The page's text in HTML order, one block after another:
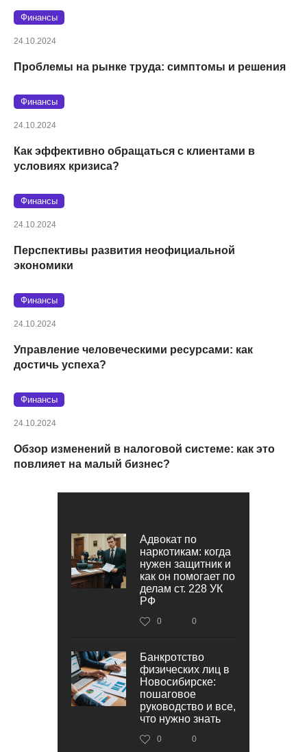
Финансы
24.10.2024
Проблемы на рынке труда: симптомы и решения
Финансы
24.10.2024
Как эффективно обращаться с клиентами в
условиях кризиса?
Финансы
24.10.2024
Перспективы развития неофициальной
экономики
Финансы
24.10.2024
Управление человеческими ресурсами: как
достичь успеха?
Финансы
24.10.2024
Обзор изменений в налоговой системе: как это
повлияет на малый бизнес?
Адвокат по
наркотикам: когда
нужен защитник и
как он помогает по
делам ст. 228 УК
РФ
0 0
Банкротство
физических лиц в
Новосибирске:
пошаговое
руководство и все,
что нужно знать
0 0